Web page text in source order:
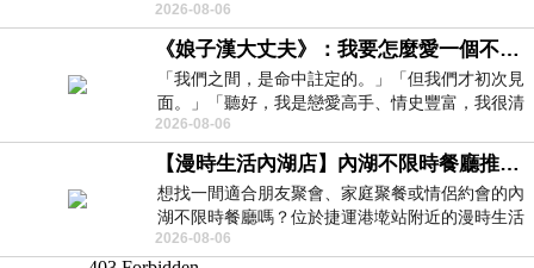
赴美深造並取得經濟發展博士學位。曾任
2026-08-06
《娘子漢大丈夫》：我要怎麼愛一個不存在的人？
「我們之間，是命中註定的。」「但我們才初次見
面。」「聽好，我是戀愛高手、情史豐富，我很清
楚這種感覺，你我之間的那種感覺，現
2026-08-06
【漫時生活內湖店】內湖不限時餐廳推薦｜捷運港墘站美食，聚餐、約會、家庭聚會首選，正餐甜點一次滿足
想找一間適合朋友聚會、家庭聚餐或情侶約會的內
湖不限時餐廳嗎？位於捷運港墘站附近的漫時生活
內湖店，從捷運站步行約4分鐘即可抵
2026-08-06